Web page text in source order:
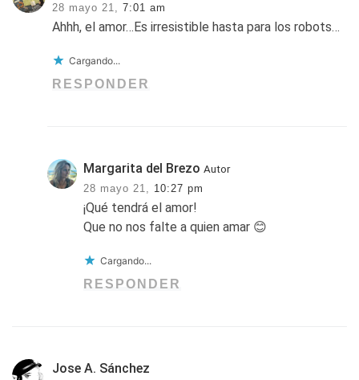
28 mayo 21, 7:01 am
Ahhh, el amor…Es irresistible hasta para los robots…
Cargando...
RESPONDER
Margarita del Brezo Autor
28 mayo 21,
10:27 pm
¡Qué tendrá el amor!
Que no nos falte a quien amar 😊
Cargando...
RESPONDER
Jose A. Sánchez